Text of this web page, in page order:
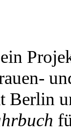
Berlin